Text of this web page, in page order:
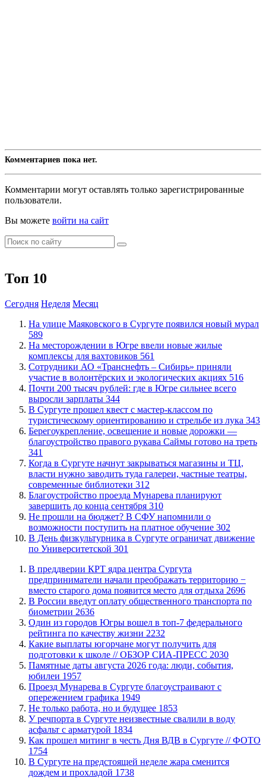
Комментариев пока нет.
Комментарии могут оставлять только зарегистрированные
пользователи.
Вы можете войти на сайт
Топ 10
Сегодня Неделя Месяц
​На улице Маяковского в Сургуте появился новый мурал
589
​На месторождении в Югре ввели новые жилые
комплексы для вахтовиков 561
Сотрудники АО «Транснефть – Сибирь» приняли
участие в волонтёрских и экологических акциях 516
​Почти 200 тысяч рублей: где в Югре сильнее всего
выросли зарплаты 344
В Сургуте прошел квест с мастер-классом по
туристическому ориентированию и стрельбе из лука 343
Берегоукрепление, освещение и новые дорожки —
благоустройство правого рукава Саймы готово на треть
341
​Когда в Сургуте начнут закрываться магазины и ТЦ,
власти нужно заводить туда галереи, частные театры,
современные библиотеки 312
Благоустройство проезда Мунарева планируют
завершить до конца сентября 310
Не прошли на бюджет? В СФУ напомнили о
возможности поступить на платное обучение 302
​В День физкультурника в Сургуте ограничат движение
по Университетской 301
​В преддверии КРТ ядра центра Сургута
предприниматели начали преображать территорию −
вместо старого дома появится место для отдыха 2696
В России введут оплату общественного транспорта по
биометрии 2636
Один из городов Югры вошел в топ-7 федерального
рейтинга по качеству жизни 2232
Какие выплаты югорчане могут получить для
подготовки к школе // ОБЗОР СИА-ПРЕСС 2030
​Памятные даты августа 2026 года: люди, события,
юбилеи 1957
​Проезд Мунарева в Сургуте благоустраивают с
опережением графика 1949
​Не только работа, но и будущее 1853
​У речпорта в Сургуте неизвестные свалили в воду
асфальт с арматурой 1834
Как прошел митинг в честь Дня ВДВ в Сургуте // ФОТО
1754
В Сургуте на предстоящей неделе жара сменится
дождем и прохладой 1738